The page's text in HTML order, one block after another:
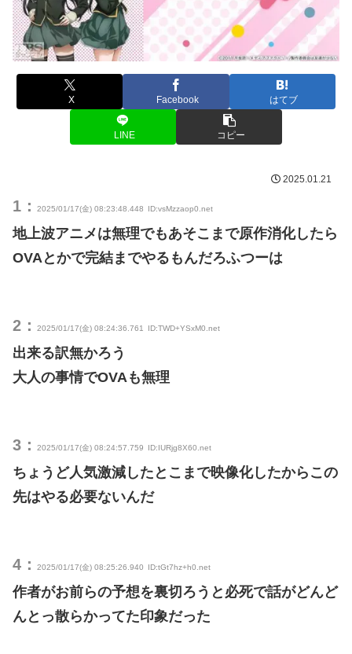
X Facebook はてブ
LINE コピー
2025.01.21
1： 2025/01/17(金) 08:23:48.448 ID:vsMzzaop0.net
地上波アニメは無理でもあそこまで原作消化したら
OVAとかで完結までやるもんだろふつーは
2： 2025/01/17(金) 08:24:36.761 ID:TWD+YSxM0.net
出来る訳無かろう
大人の事情でOVAも無理
3： 2025/01/17(金) 08:24:57.759 ID:IURjg8X60.net
ちょうど人気激減したとこまで映像化したからこの
先はやる必要ないんだ
4： 2025/01/17(金) 08:25:26.940 ID:tGt7hz+h0.net
作者がお前らの予想を裏切ろうと必死で話がどんど
んとっ散らかってた印象だった